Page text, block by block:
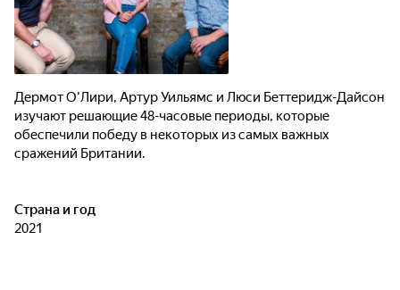
Дермот О'Лири, Артур Уильямс и Люси Беттеридж-Дайсон
изучают решающие 48-часовые периоды, которые
обеспечили победу в некоторых из самых важных
сражений Британии.
Страна и год
2021